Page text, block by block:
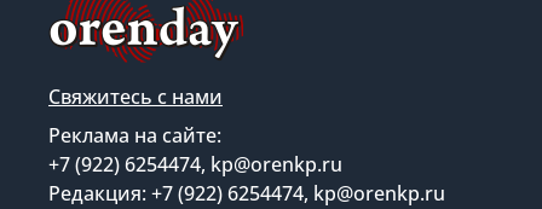
Свяжитесь с нами
Реклама на сайте:
+7 (922) 6254474, kp@orenkp.ru
Редакция: +7 (922) 6254474, kp@orenkp.ru